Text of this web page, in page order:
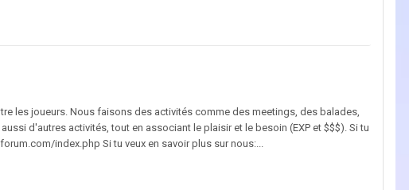
les joueurs. Nous faisons des activités comme des meetings, des balades,
d'autres activités, tout en associant le plaisir et le besoin (EXP et $$$). Si tu
index.php Si tu veux en savoir plus sur nous:...